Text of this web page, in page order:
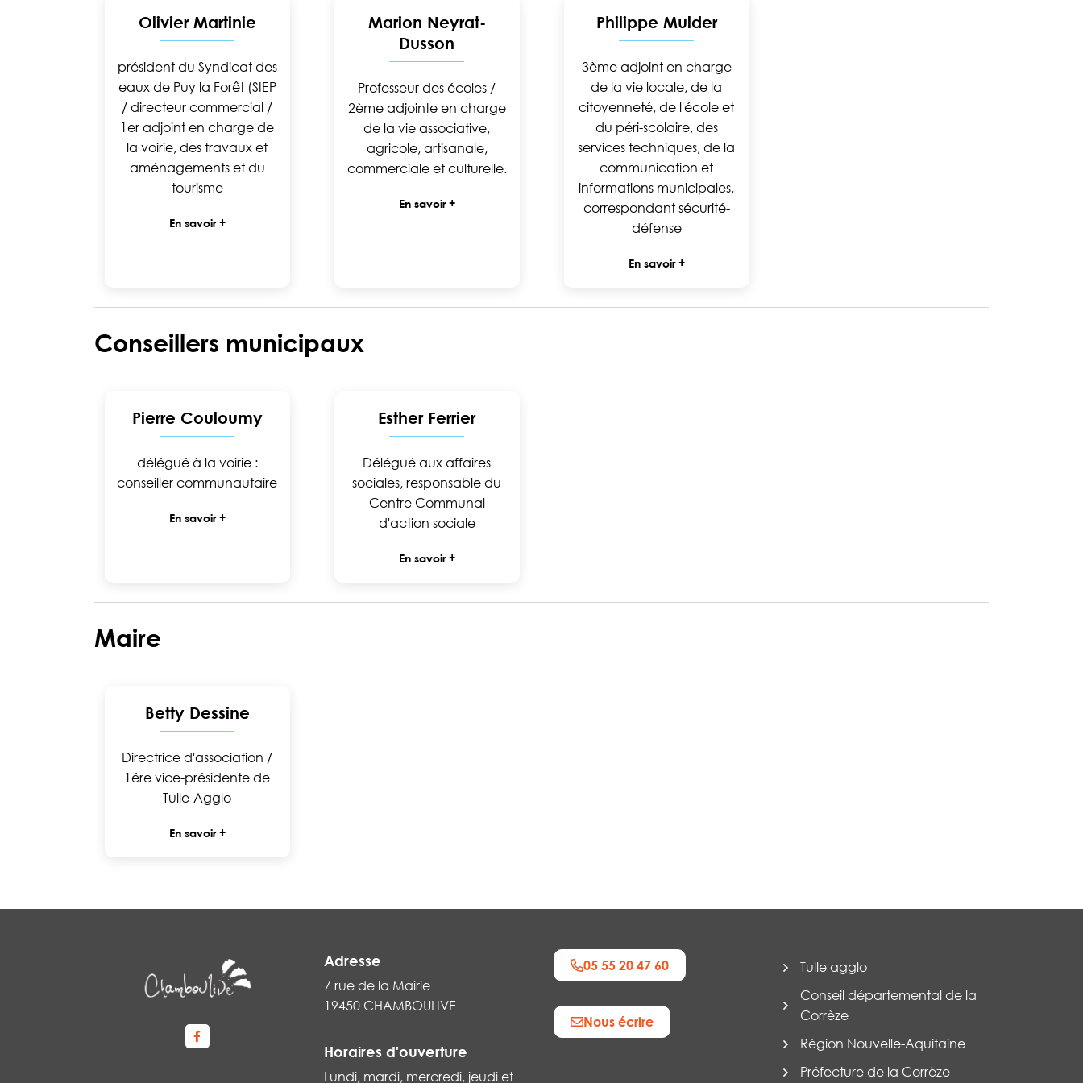
Olivier Martinie
président du Syndicat des
eaux de Puy la Forêt (SIEP
/ directeur commercial /
1er adjoint en charge de
la voirie, des travaux et
aménagements et du
tourisme
En savoir +
Marion Neyrat-
Dusson
Professeur des écoles /
2ème adjointe en charge
de la vie associative,
agricole, artisanale,
commerciale et culturelle.
En savoir +
Philippe Mulder
3ème adjoint en charge
de la vie locale, de la
citoyenneté, de l'école et
du péri-scolaire, des
services techniques, de la
communication et
informations municipales,
correspondant sécurité-
défense
En savoir +
Conseillers municipaux
Pierre Couloumy
délégué à la voirie :
conseiller communautaire
En savoir +
Esther Ferrier
Délégué aux affaires
sociales, responsable du
Centre Communal
d'action sociale
En savoir +
Maire
Betty Dessine
Directrice d'association /
1ére vice-présidente de
Tulle-Agglo
En savoir +
Lien vers le compte Facebook
Adresse
7 rue de la Mairie
19450 CHAMBOULIVE
Horaires d'ouverture
Lundi, mardi, mercredi, jeudi et
05 55 20 47 60
Nous écrire
Tulle agglo
Conseil départemental de la
Corrèze
Région Nouvelle-Aquitaine
Préfecture de la Corrèze